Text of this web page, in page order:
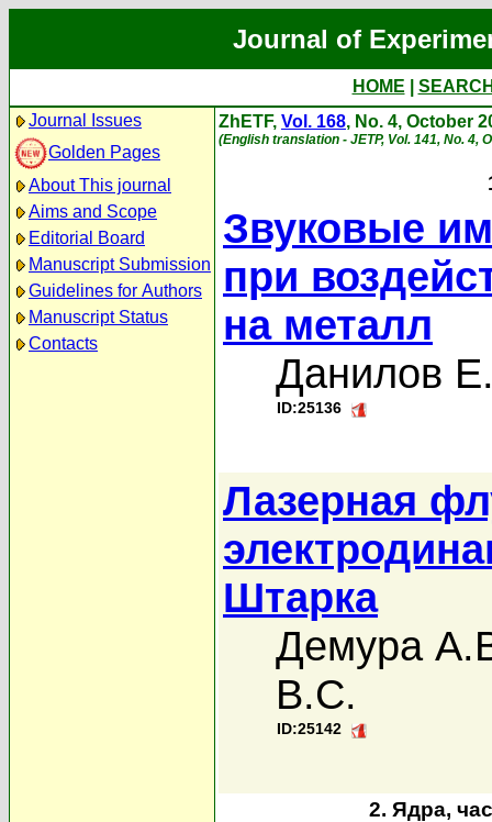
Journal of
HOME
Journal Issues
Golden Pages
About This journal
Aims and Scope
Editorial Board
Manuscript Submission
Guidelines for Authors
Manuscript Status
Contacts
ZhETF, Vol. 168, No. 4, October
(English translation - JETP, Vol. 141, No. 4,
Звуковые
при
на металл
Данилов
ID:25136
Лазерная
Штарка
Демура
В.С.
ID:25142
2. Ядра,